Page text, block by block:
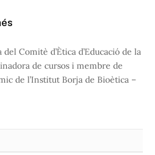
Comitè d’Ètica d’Educació de la
de cursos i membre de
de l’Institut Borja de Bioètica –